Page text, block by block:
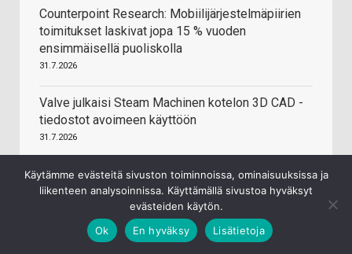
Counterpoint Research: Mobiilijärjestelmäpiirien
toimitukset laskivat jopa 15 % vuoden
ensimmäisellä puoliskolla
31.7.2026
Valve julkaisi Steam Machinen kotelon 3D CAD -
tiedostot avoimeen käyttöön
31.7.2026
Käytämme evästeitä sivuston toiminnoissa, ominaisuuksissa ja
liikenteen analysoinnissa. Käyttämällä sivustoa hyväksyt
evästeiden käytön.
Ok
En hyväksy Lisätietoja